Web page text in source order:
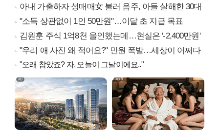
아내 가출하자 성매매女 불러 음주, 아들 살해한 30대
"소득 상관없이 1인 50만원"…이달 초 지급 목표
김원훈 주식 1억8천 올인했는데…현실은 '-2,400만원'
"우리 애 사진 왜 적어요?" 민원 폭발…세상이 어쩌다
"오래 참았죠? 자, 오늘이 그날이에요.."